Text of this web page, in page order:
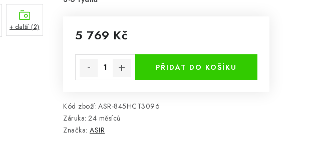
5 769 Kč
PŘIDAT DO KOŠÍKU
Kód zboží: ASR-845HCT3096
Záruka: 24 měsíců
Značka: ASIR
+ další (2)